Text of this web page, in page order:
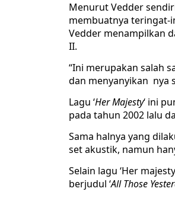
Menurut Vedder
membuatnya teringat-
Vedder menampilkan
II.
“Ini merupakan salah
dan menyanyikan nya
Lagu ‘Her Majesty‘ ini
pada tahun 2002 lalu
Sama halnya yang
set akustik, namun
Selain lagu ‘Her
berjudul ‘All Those